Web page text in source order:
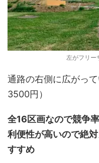
左がフリー
通路の右側に広がっ
3500円）
全16区画なので競争
利便性が高いので絶
すすめ